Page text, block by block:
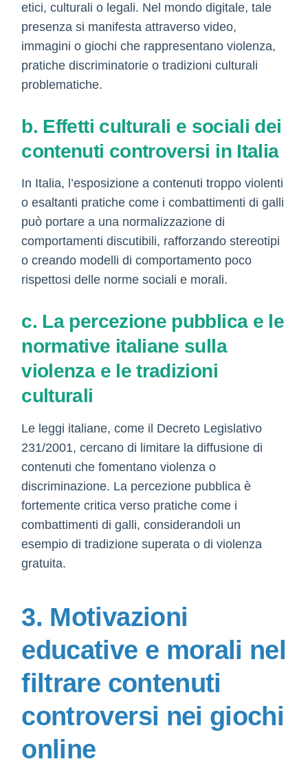
etici, culturali o legali. Nel mondo digitale, tale
presenza si manifesta attraverso video,
immagini o giochi che rappresentano violenza,
pratiche discriminatorie o tradizioni culturali
problematiche.
b. Effetti culturali e sociali dei
contenuti controversi in Italia
In Italia, l’esposizione a contenuti troppo violenti
o esaltanti pratiche come i combattimenti di galli
può portare a una normalizzazione di
comportamenti discutibili, rafforzando stereotipi
o creando modelli di comportamento poco
rispettosi delle norme sociali e morali.
c. La percezione pubblica e le
normative italiane sulla
violenza e le tradizioni
culturali
Le leggi italiane, come il Decreto Legislativo
231/2001, cercano di limitare la diffusione di
contenuti che fomentano violenza o
discriminazione. La percezione pubblica è
fortemente critica verso pratiche come i
combattimenti di galli, considerandoli un
esempio di tradizione superata o di violenza
gratuita.
3. Motivazioni
educative e morali nel
filtrare contenuti
controversi nei giochi
online